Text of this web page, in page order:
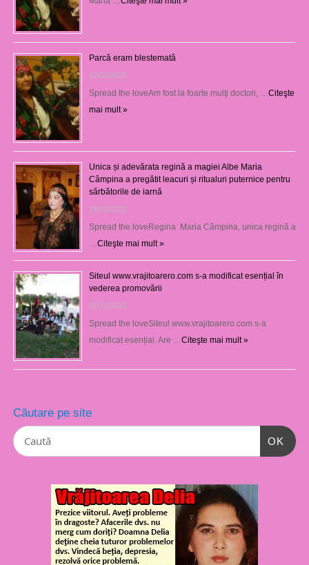
Parcă eram blestemată
12/03/2025
Spread the loveAm fost la foarte mulţi doctori, …Citeşte
mai mult »
Unica și adevărata regină a magiei Albe Maria
Câmpina a pregătit leacuri și ritualuri puternice pentru
sărbătorile de iarnă
26/12/2023
Spread the loveRegina Maria Câmpina, unica regină a
…Citeşte mai mult »
Siteul www.vrajitoarero.com s-a modificat esențial în
vederea promovării
07/12/2023
Spread the loveSiteul www.vrajitoarero.com s-a
modificat esențial. Are …Citeşte mai mult »
Căutare pe site
OK